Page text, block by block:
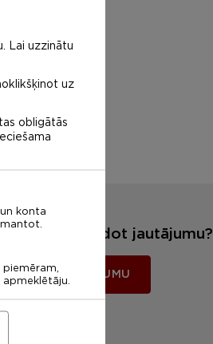
mums uzdot jautājumu?
UZDOT JAUTĀJUMU
Lai uzzinātu
uz
obligātās
konta